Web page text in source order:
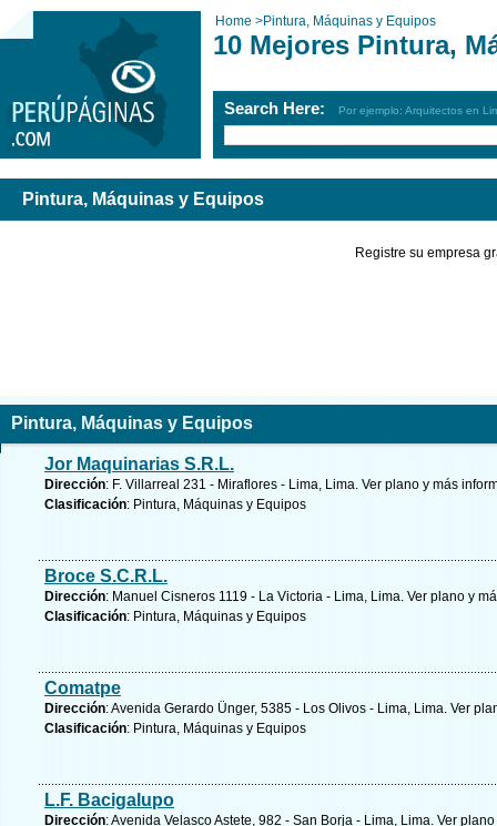
Home >Pintura, Máquinas y Equipos
10 Mejores Pintura,
Search Here: Por ejemplo: Arquitectos en
Pintura, Máquinas y Equipos
Registre su empresa
Pintura, Máquinas y Equipos
Jor Maquinarias S.R.L.
Dirección: F. Villarreal 231 - Miraflores - Lima, Lima. Ver plano y más
Clasificación: Pintura, Máquinas y Equipos
Broce S.C.R.L.
Dirección: Manuel Cisneros 1119 - La Victoria - Lima, Lima. Ver plano y
Clasificación: Pintura, Máquinas y Equipos
Comatpe
Dirección: Avenida Gerardo Ünger, 5385 - Los Olivos - Lima, Lima. Ver
Clasificación: Pintura, Máquinas y Equipos
L.F. Bacigalupo
Dirección: Avenida Velasco Astete, 982 - San Borja - Lima, Lima. Ver plano